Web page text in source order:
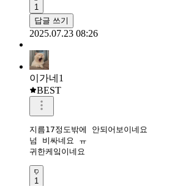
1
답글 쓰기
2025.07.23 08:26
이가네1
BEST
지름17정도밖에 안되어보이네요
넘 비싸네요 ㅠ
귀한케잌이네요
1